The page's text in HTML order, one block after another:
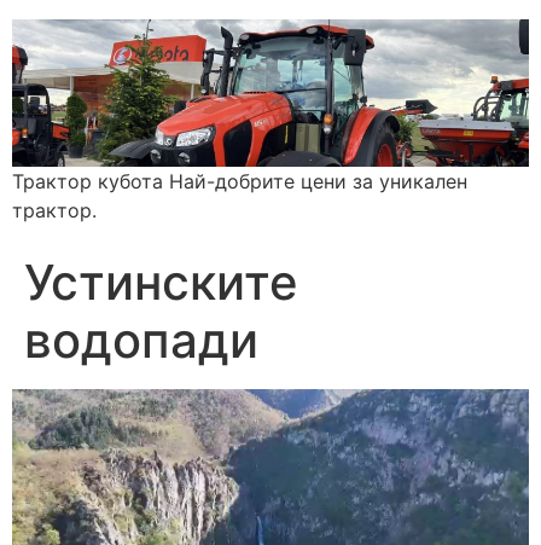
Трактор кубота Най-добрите цени за уникален
трактор.
Устинските
водопади